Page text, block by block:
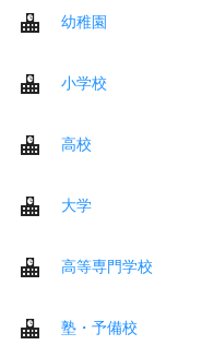
幼稚園
小学校
高校
大学
高等専門学校
塾・予備校